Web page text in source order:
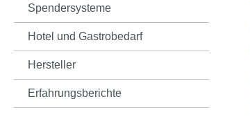
Spendersysteme
Hotel und Gastrobedarf
Hersteller
Erfahrungsberichte